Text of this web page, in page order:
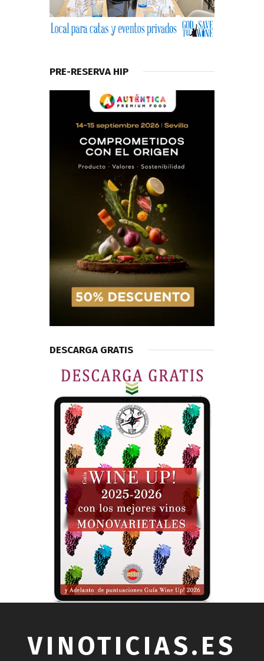
PRE-RESERVA HIP
DESCARGA GRATIS
VINOTICIAS.ES